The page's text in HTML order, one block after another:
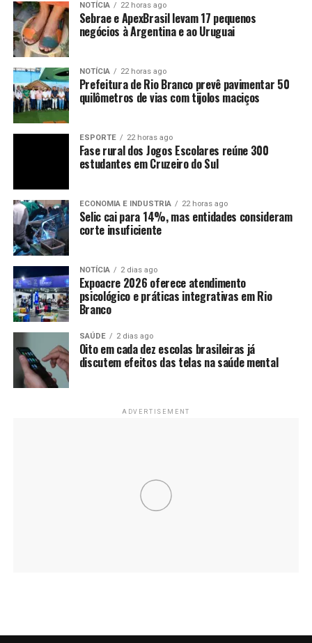
NOTÍCIA 22 horas ago
Sebrae e ApexBrasil levam 17 pequenos
negócios à Argentina e ao Uruguai
NOTÍCIA 22 horas ago
Prefeitura de Rio Branco prevê pavimentar 50
quilômetros de vias com tijolos maciços
ESPORTE 22 horas ago
Fase rural dos Jogos Escolares reúne 300
estudantes em Cruzeiro do Sul
ECONOMIA E INDUSTRIA 22 horas ago
Selic cai para 14%, mas entidades consideram
corte insuficiente
NOTÍCIA 2 dias ago
Expoacre 2026 oferece atendimento
psicológico e práticas integrativas em Rio
Branco
SAÚDE 2 dias ago
Oito em cada dez escolas brasileiras já
discutem efeitos das telas na saúde mental
ADVERTISEMENT